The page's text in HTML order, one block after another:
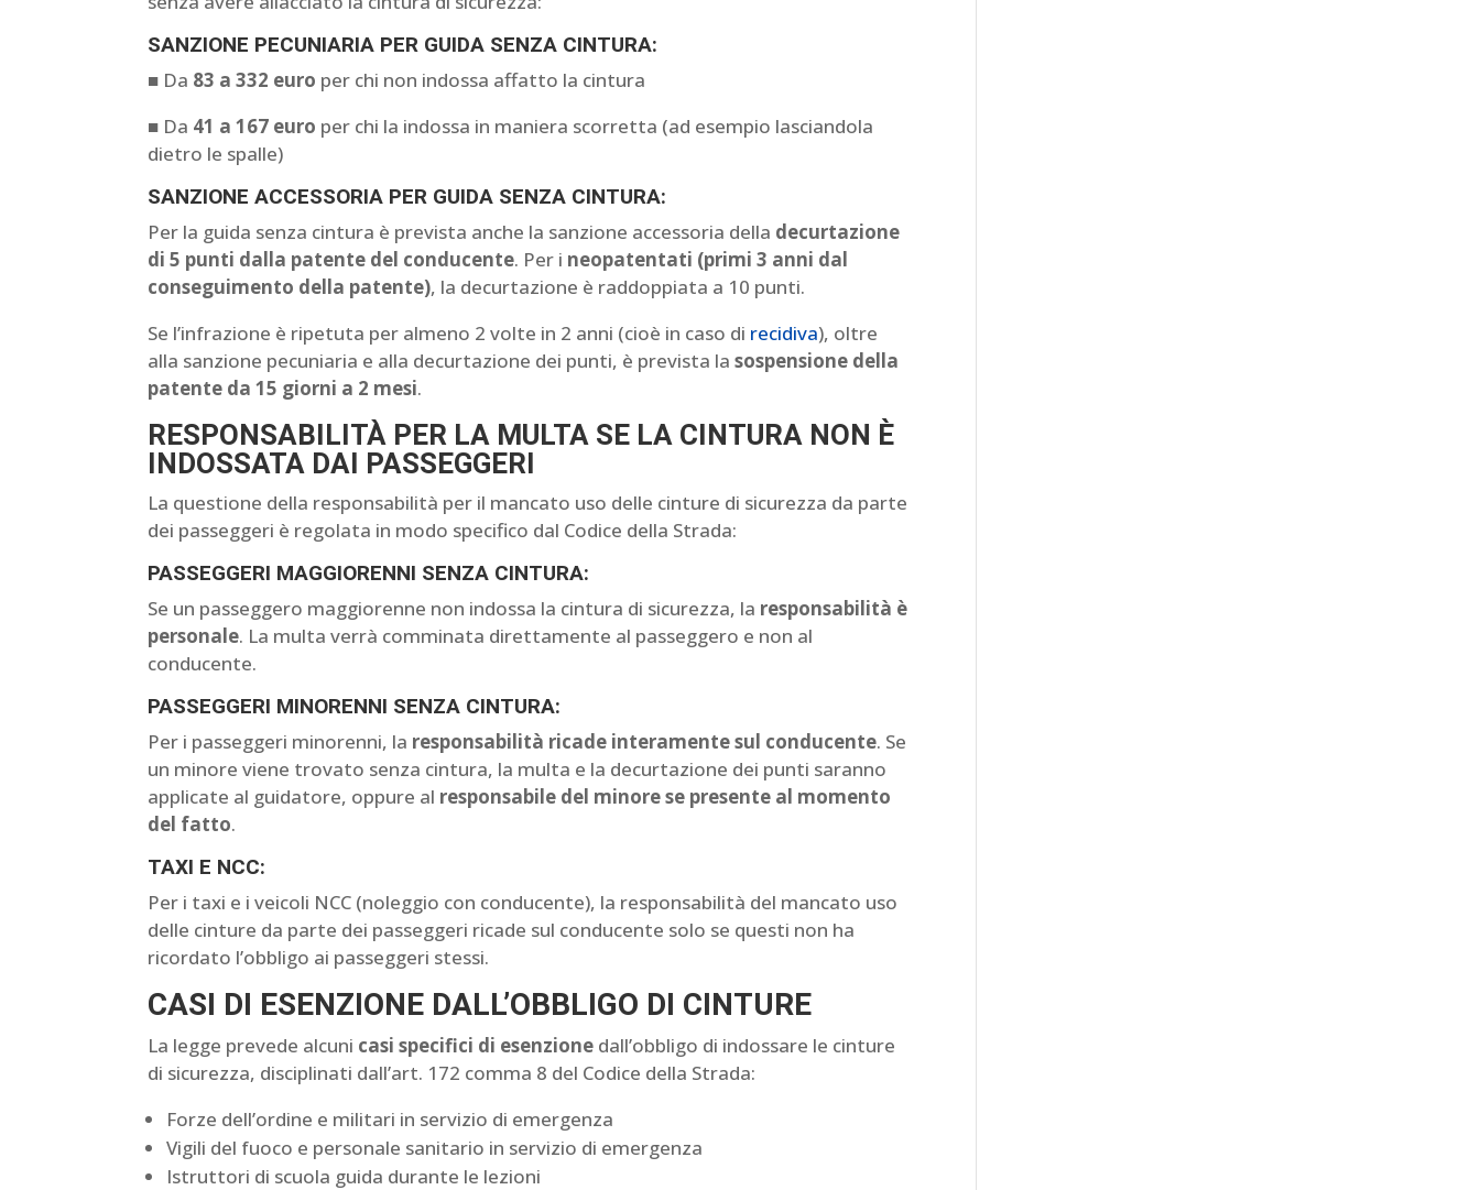
SANZIONE PECUNIARIA PER GUIDA SENZA CINTURA:
■ Da 83 a 332 euro per chi non indossa affatto la cintura
■ Da 41 a 167 euro per chi la indossa in maniera scorretta (ad esempio lasciandola
dietro le spalle)
SANZIONE ACCESSORIA PER GUIDA SENZA CINTURA:
Per la guida senza cintura è prevista anche la sanzione accessoria della decurtazione
di 5 punti dalla patente del conducente. Per i neopatentati (primi 3 anni dal
conseguimento della patente), la decurtazione è raddoppiata a 10 punti.
Se l’infrazione è ripetuta per almeno 2 volte in 2 anni (cioè in caso di recidiva), oltre
alla sanzione pecuniaria e alla decurtazione dei punti, è prevista lasospensione della
patente da 15 giorni a 2 mesi.
RESPONSABILITÀ PER LA MULTA SE LA CINTURA NON È
INDOSSATA DAI PASSEGGERI
La questione della responsabilità per il mancato uso delle cinture di sicurezza da parte
dei passeggeri è regolata in modo specifico dal Codice della Strada:
PASSEGGERI MAGGIORENNI SENZA CINTURA:
Se un passeggero maggiorenne non indossa la cintura di sicurezza, la responsabilità è
personale. La multa verrà comminata direttamente al passeggero e non al
conducente.
PASSEGGERI MINORENNI SENZA CINTURA:
Per i passeggeri minorenni, la responsabilità ricade interamente sul conducente. Se
un minore viene trovato senza cintura, la multa e la decurtazione dei punti saranno
applicate al guidatore, oppure al responsabile del minore se presente al momento
del fatto.
TAXI E NCC:
Per i taxi e i veicoli NCC (noleggio con conducente), la responsabilità del mancato uso
delle cinture da parte dei passeggeri ricade sul conducente solo se questi non ha
ricordato l’obbligo ai passeggeri stessi.
CASI DI ESENZIONE DALL’OBBLIGO DI CINTURE
La legge prevede alcuni casi specifici di esenzione dall’obbligo di indossare le cinture
di sicurezza, disciplinati dall’art. 172 comma 8 del Codice della Strada:
Forze dell’ordine e militari in servizio di emergenza
Vigili del fuoco e personale sanitario in servizio di emergenza
Istruttori di scuola guida durante le lezioni